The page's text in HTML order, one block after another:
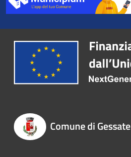
Comune di Gessate